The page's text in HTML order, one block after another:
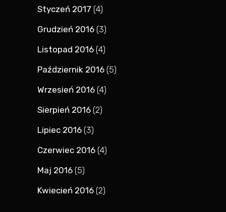
Styczeń 2017 (4)
Grudzień 2016 (3)
Listopad 2016 (4)
Październik 2016 (5)
Wrzesień 2016 (4)
Sierpień 2016 (2)
Lipiec 2016 (3)
Czerwiec 2016 (4)
Maj 2016 (5)
Kwiecień 2016 (2)